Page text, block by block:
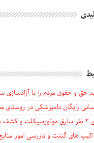
حق و حقوق مردم را با آزادسازی
رایگان دامپزشکی در روستای
اهر
اکیپ های گشت و بازرسی امور